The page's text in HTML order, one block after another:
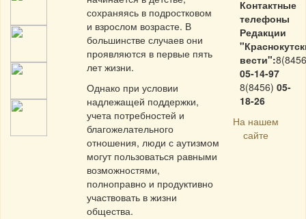
сохраняясь в подростковом
и взрослом возрасте. В
большинстве случаев они
проявляются в первые пять
лет жизни.
Однако при условии
надлежащей поддержки,
учета потребностей и
благожелательного
отношения, люди с аутизмом
могут пользоваться равными
возможностями,
полноправно и продуктивно
участвовать в жизни
общества.
Контактные
телефоны
Редакции
вести":
05-14-97
8(8456) 05-
18-26
На нашем
сайте